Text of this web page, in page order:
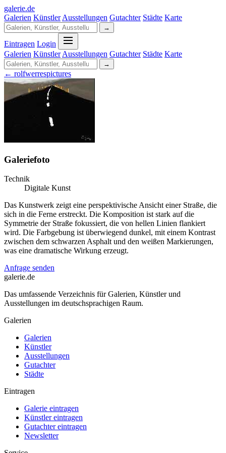
galerie.de
Galerien Künstler Ausstellungen Gutachter Städte Karte
→
Eintragen Login
Galerien Künstler Ausstellungen Gutachter Städte Karte
→
← rolfwerrespictures
Galeriefoto
Technik
Digitale Kunst
Das Kunstwerk zeigt eine perspektivische Ansicht einer Straße, die
sich in die Ferne erstreckt. Die Komposition ist stark auf die
Symmetrie der Straße fokussiert, die von hellen Linien flankiert
wird. Die Farbgebung ist überwiegend dunkel, mit einem Kontrast
zwischen dem schwarzen Asphalt und den weißen Markierungen,
was eine dramatische Wirkung erzeugt.
Anfrage senden
galerie.de
Das umfassende Verzeichnis für Galerien, Künstler und
Ausstellungen im deutschsprachigen Raum.
Galerien
Galerien
Künstler
Ausstellungen
Gutachter
Städte
Eintragen
Galerie eintragen
Künstler eintragen
Gutachter eintragen
Newsletter